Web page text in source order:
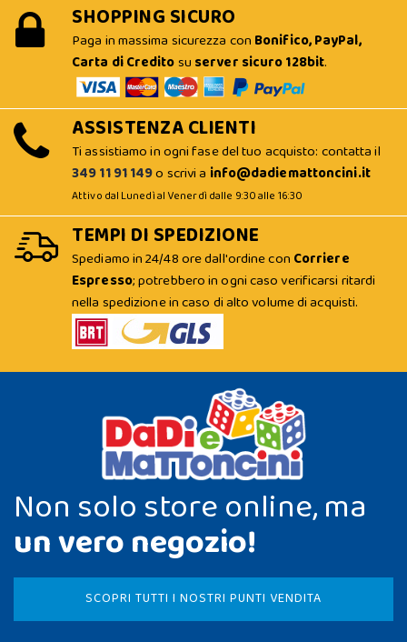
SHOPPING SICURO
Paga in massima sicurezza con Bonifico, PayPal,
Carta di Creditosu server sicuro 128bit.
ASSISTENZA CLIENTI
Ti assistiamo in ogni fase del tuo acquisto: contatta il
349 11 91 149o scrivi a info@dadiemattoncini.it
Attivo dal Lunedì al Venerdì dalle 9:30 alle 16:30
TEMPI DI SPEDIZIONE
Spediamo in 24/48 ore dall'ordine con Corriere
Espresso; potrebbero in ogni caso verificarsi ritardi
nella spedizione in caso di alto volume di acquisti.
Non solo store online, ma
un vero negozio!
SCOPRI TUTTI I NOSTRI PUNTI VENDITA